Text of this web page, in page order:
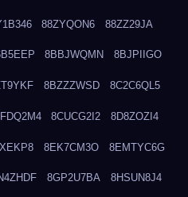
88ZYQON6 88ZZ29JA
8BBJWQMN 8BJPIIGO
8BZZZWSD 8C2C6QL5
8CUCG2I2 8D8ZOZI4
8EK7CM3O 8EMTYC6G
8GP2U7BA 8HSUN8J4